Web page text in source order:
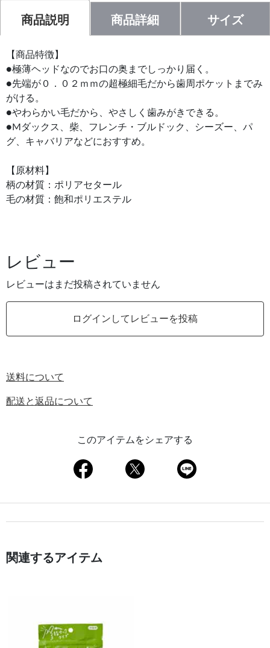
商品説明 商品詳細 サイズ
【商品特徴】
●極薄ヘッドなのでお口の奥までしっかり届く。
●先端が０．０２ｍｍの超極細毛だから歯周ポケットまでみ
がける。
●やわらかい毛だから、やさしく歯みがきできる。
●Mダックス、柴、フレンチ・ブルドック、シーズー、パ
グ、キャバリアなどにおすすめ。
【原材料】
柄の材質：ポリアセタール
毛の材質：飽和ポリエステル
レビュー
レビューはまだ投稿されていません
ログインしてレビューを投稿
送料について
配送と返品について
このアイテムをシェアする
関連するアイテム